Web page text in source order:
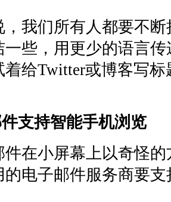
们所有人都要不断
一些，用更少的语言
着给Twitter或博客写
支持智能手机浏览
小屏幕上以奇怪的
的电子邮件服务商要